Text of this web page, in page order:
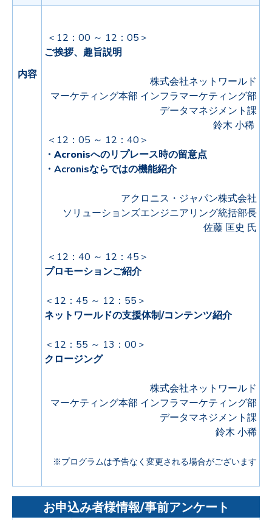
内容
＜12：00 ～ 12：05＞
ご挨拶、趣旨説明
株式会社ネットワールド
マーケティング本部 インフラマーケティング部
データマネジメント課
鈴木 小稀
＜12：05 ～ 12：40＞
・Acronisへのリプレース時の留意点
・Acronisならではの機能紹介
アクロニス・ジャパン株式会社
ソリューションズエンジニアリング統括部長
佐藤 匡史 氏
＜12：40 ～ 12：45＞
プロモーションご紹介
＜12：45 ～ 12：55＞
ネットワールドの支援体制/コンテンツ紹介
＜12：55 ～ 13：00＞
クロージング
株式会社ネットワールド
マーケティング本部 インフラマーケティング部
データマネジメント課
鈴木 小稀
※プログラムは予告なく変更される場合がございます
お申込み者様情報/事前アンケート